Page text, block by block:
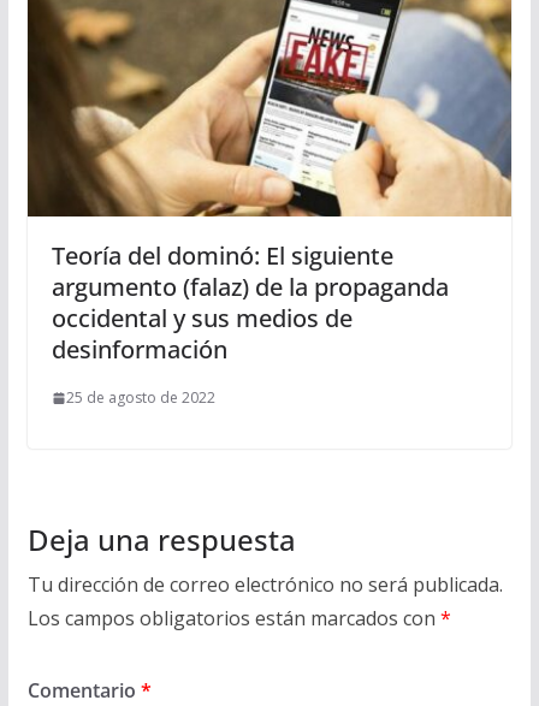
Teoría del dominó: El siguiente
argumento (falaz) de la propaganda
occidental y sus medios de
desinformación
25 de agosto de 2022
Deja una respuesta
Tu dirección de correo electrónico no será publicada.
Los campos obligatorios están marcados con *
Comentario *